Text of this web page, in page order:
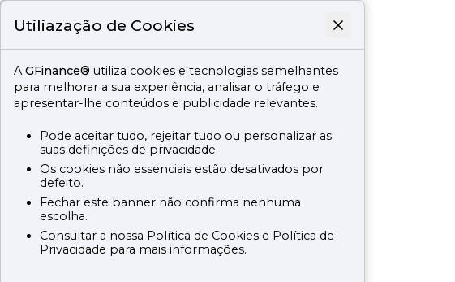
Utiliazação de Cookies
AGFinance® utiliza cookies e tecnologias semelhantes
para melhorar a sua experiência, analisar o tráfego e
apresentar-lhe conteúdos e publicidade relevantes.
Pode aceitar tudo, rejeitar tudo ou personalizar as
suas definições de privacidade.
Os cookies não essenciais estão desativados por
defeito.
Fechar este banner não confirma nenhuma
escolha.
Consultar a nossa Política de Cookies e Política de
Privacidade para mais informações.